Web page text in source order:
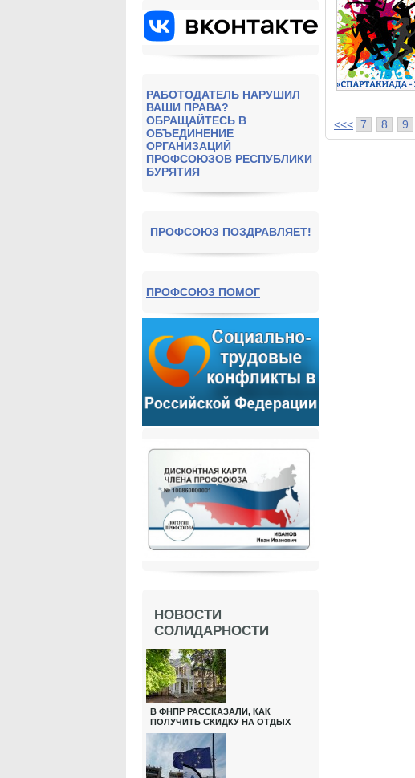
РАБОТОДАТЕЛЬ НАРУШИЛ
ВАШИ ПРАВА?
ОБРАЩАЙТЕСЬ В
ОБЪЕДИНЕНИЕ
ОРГАНИЗАЦИЙ
ПРОФСОЮЗОВ РЕСПУБЛИКИ
БУРЯТИЯ
ПРОФСОЮЗ ПОЗДРАВЛЯЕТ!
ПРОФСОЮЗ ПОМОГ
НОВОСТИ
СОЛИДАРНОСТИ
В ФНПР РАССКАЗАЛИ, КАК
ПОЛУЧИТЬ СКИДКУ НА ОТДЫХ
<<< 7 8 9